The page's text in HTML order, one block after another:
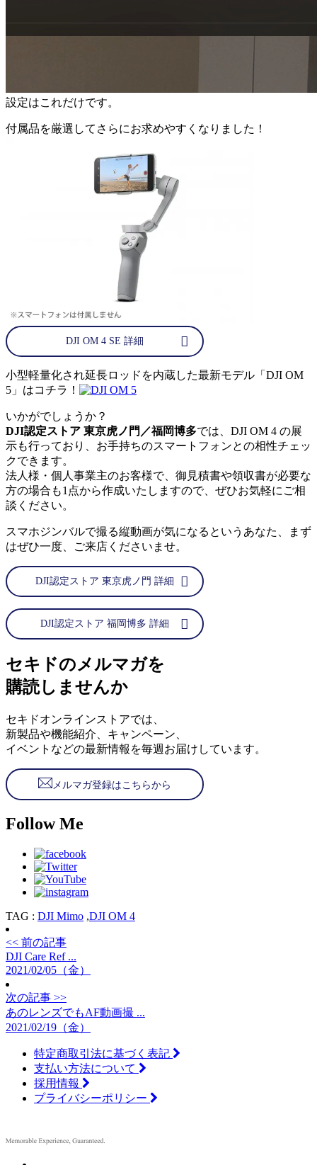
設定はこれだけです。
付属品を厳選してさらにお求めやすくなりました！
DJI OM 4 SE 詳細
小型軽量化され延長ロッドを内蔵した最新モデル「DJI OM
5」はコチラ！
いかがでしょうか？
DJI認定ストア 東京虎ノ門／福岡博多では、DJI OM 4 の展
示も行っており、お手持ちのスマートフォンとの相性チェッ
クできます。
法人様・個人事業主のお客様で、御見積書や領収書が必要な
方の場合も1点から作成いたしますので、ぜひお気軽にご相
談ください。
スマホジンバルで撮る縦動画が気になるというあなた、まず
はぜひ一度、ご来店くださいませ。
DJI認定ストア 東京虎ノ門 詳細
DJI認定ストア 福岡博多 詳細
セキドのメルマガを
購読しませんか
セキドオンラインストアでは、
新製品や機能紹介、キャンペーン、
イベントなどの最新情報を毎週お届けしています。
メルマガ登録はこちらから
Follow Me
TAG : DJI Mimo ,DJI OM 4
<< 前の記事
DJI Care Ref ...
2021/02/05（金）
次の記事 >>
あのレンズでもAF動画撮 ...
2021/02/19（金）
特定商取引法に基づく表記
支払い方法について
採用情報
プライバシーポリシー